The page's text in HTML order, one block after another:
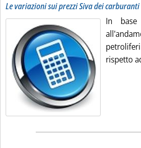
Le variazioni sui prezzi Siva dei
In
rispetto